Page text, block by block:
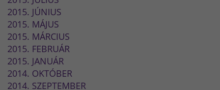
2015. JÚNIUS
2015. MÁJUS
2015. MÁRCIUS
2015. FEBRUÁR
2015. JANUÁR
2014. OKTÓBER
2014. SZEPTEMBER